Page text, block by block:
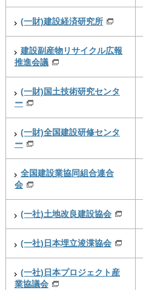
(一財)建設経済研究所
建設副産物リサイクル広報
推進会議
(一財)国土技術研究センタ
ー
(一財)全国建設研修センタ
ー
全国建設業協同組合連合
会
(一社)土地改良建設協会
(一社)日本埋立浚渫協会
(一社)日本プロジェクト産
業協議会